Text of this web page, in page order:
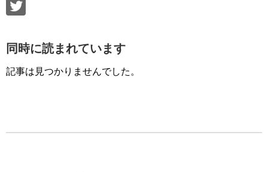
同時に読まれています
記事は見つかりませんでした。